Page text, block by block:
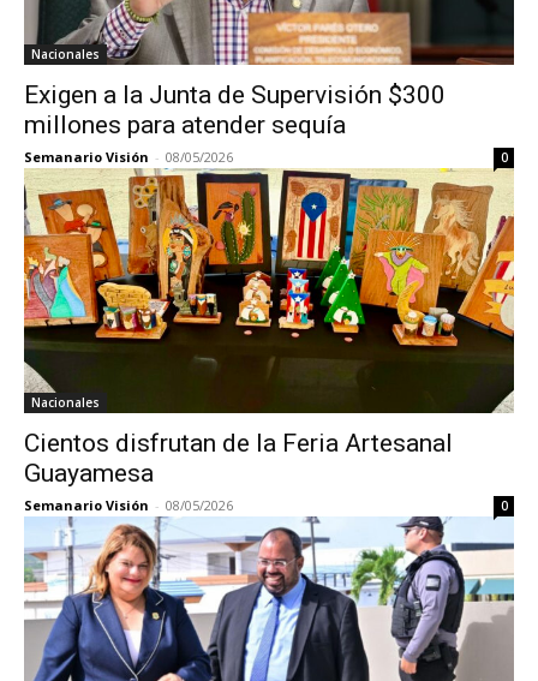
Nacionales
Exigen a la Junta de Supervisión $300
millones para atender sequía
Semanario Visión - 08/05/2026 0
Nacionales
Cientos disfrutan de la Feria Artesanal
Guayamesa
Semanario Visión - 08/05/2026 0